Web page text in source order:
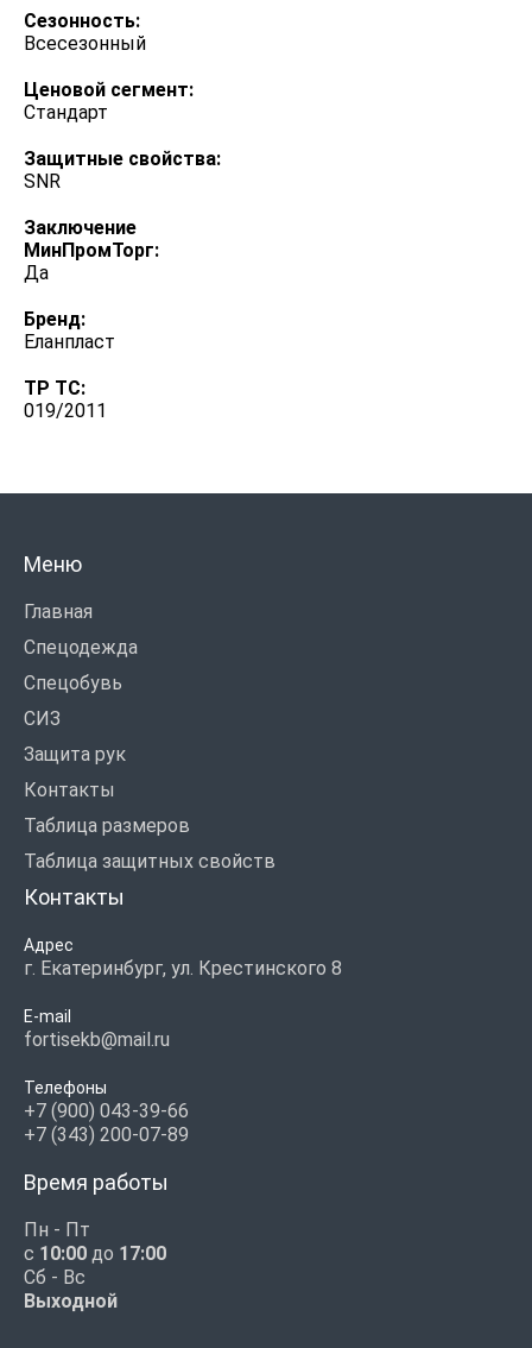
Сезонность:
Всесезонный
Ценовой сегмент:
Стандарт
Защитные свойства:
SNR
Заключение
МинПромТорг:
Да
Бренд:
Еланпласт
ТР ТС:
019/2011
Меню
Главная
Спецодежда
Спецобувь
СИЗ
Защита рук
Контакты
Таблица размеров
Таблица защитных свойств
Контакты
Адрес
г. Екатеринбург, ул. Крестинского 8
E-mail
fortisekb@mail.ru
Телефоны
+7 (900) 043-39-66
+7 (343) 200-07-89
Время работы
Пн - Пт
с 10:00 до 17:00
Сб - Вс
Выходной